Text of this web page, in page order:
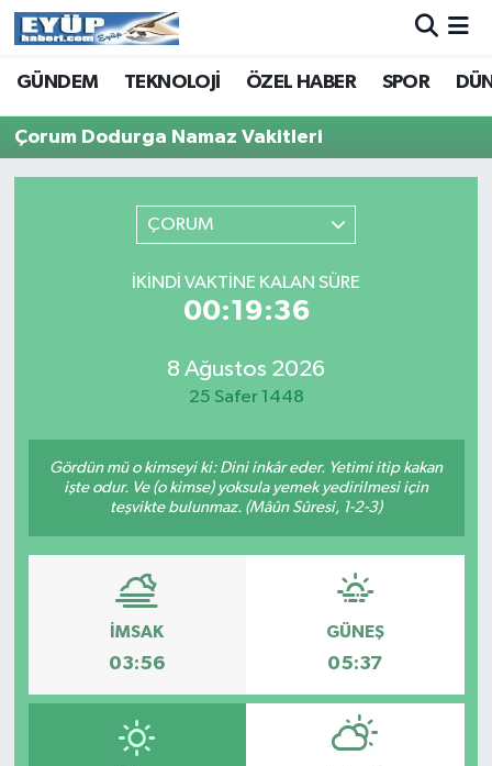
GÜNDEM TEKNOLOJİ ÖZEL HABER SPOR
Çorum Dodurga Namaz Vakitleri
ÇORUM
İKINDI VAKTINE KALAN SÜRE
00:19:36
8 Ağustos 2026
25 Safer 1448
Gördün mü o kimseyi ki: Dini inkâr eder. Yetimi itip kakan
işte odur. Ve (o kimse) yoksula yemek yedirilmesi için
teşvikte bulunmaz. (Mâûn Sûresi, 1-2-3)
İMSAK
03:56
GÜNEŞ
05:37